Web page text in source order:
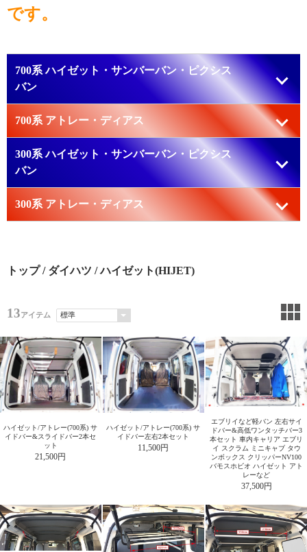
です。
700系 ハイゼット・サンバーバン・ピクシス
バン
トヨタ ピクシスバン
が下に表示されます。
成形天井なし 成形天井あり
内張があるタイプ
成形天井なし
成形天井あり
700系 アトレー・ディアス
700系（6代目）2021～
S700V/S700W/S710V/S710W
ダイハツ アトレー
成形天井あり
内張があるタイプ
ハイゼット/アトレー(700
系) サイドバー&スライド
ハイゼット/アトレー(700
系) サイドバー左右2本セ
300系 ハイゼット・サンバーバン・ピクシス
バン
ダイハツ ハイゼット
スバル サンバーバン
トヨタ ピクシスバン
下の成形天井の画像をクリックすると適合する商
品が下に表示されます。
形成天井あり 形成天井なし
300系 アトレー・ディアス
ダイハツ アトレー
スバル ディアス
アトレーワゴン5代目・S300系 ハ
イゼットカーゴ サイドバー&スラ
トップ/ ダイハツ / ハイゼット(HIJET)
13アイテム
ハイゼット/アトレー(700系) サ
イドバー&スライドバー2本セ
ット
21,500円
ハイゼット/アトレー(700系) サ
イドバー左右2本セット
11,500円
エブリイなど軽バン 左右サイ
ドバー&高低ワンタッチバー3
本セット 車内キャリア エブリ
イ スクラム ミニキャブ タウ
ンボックス クリッパーNV100
バモスホビオ ハイゼット アト
レーなど
37,500円